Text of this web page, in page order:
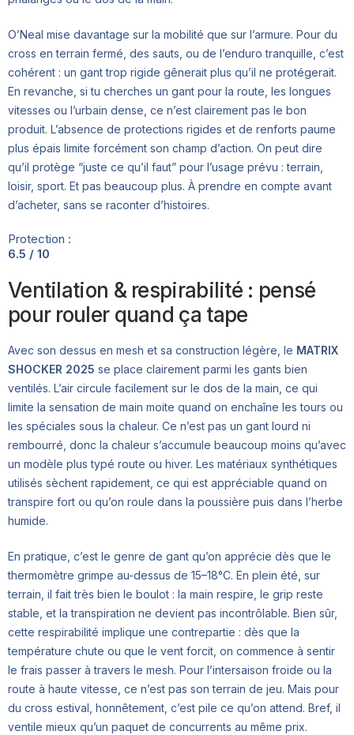
O’Neal mise davantage sur la mobilité que sur l’armure. Pour du
cross en terrain fermé, des sauts, ou de l’enduro tranquille, c’est
cohérent : un gant trop rigide gênerait plus qu’il ne protégerait.
En revanche, si tu cherches un gant pour la route, les longues
vitesses ou l’urbain dense, ce n’est clairement pas le bon
produit. L’absence de protections rigides et de renforts paume
plus épais limite forcément son champ d’action. On peut dire
qu’il protège “juste ce qu’il faut” pour l’usage prévu : terrain,
loisir, sport. Et pas beaucoup plus. À prendre en compte avant
d’acheter, sans se raconter d’histoires.
Protection :
6.5 / 10
Ventilation & respirabilité : pensé
pour rouler quand ça tape
Avec son dessus en mesh et sa construction légère, le MATRIX
SHOCKER 2025 se place clairement parmi les gants bien
ventilés. L’air circule facilement sur le dos de la main, ce qui
limite la sensation de main moite quand on enchaîne les tours ou
les spéciales sous la chaleur. Ce n’est pas un gant lourd ni
rembourré, donc la chaleur s’accumule beaucoup moins qu’avec
un modèle plus typé route ou hiver. Les matériaux synthétiques
utilisés sèchent rapidement, ce qui est appréciable quand on
transpire fort ou qu’on roule dans la poussière puis dans l’herbe
humide.
En pratique, c’est le genre de gant qu’on apprécie dès que le
thermomètre grimpe au-dessus de 15–18°C. En plein été, sur
terrain, il fait très bien le boulot : la main respire, le grip reste
stable, et la transpiration ne devient pas incontrôlable. Bien sûr,
cette respirabilité implique une contrepartie : dès que la
température chute ou que le vent forcit, on commence à sentir
le frais passer à travers le mesh. Pour l’intersaison froide ou la
route à haute vitesse, ce n’est pas son terrain de jeu. Mais pour
du cross estival, honnêtement, c’est pile ce qu’on attend. Bref, il
ventile mieux qu’un paquet de concurrents au même prix.